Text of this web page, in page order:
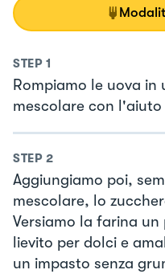
STEP 1
Rompiamo le uova in
mescolare con
STEP 2
Aggiungiamo poi,
mescolare, lo
Versiamo la farina
lievito per dolci e
un impasto senza